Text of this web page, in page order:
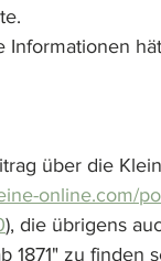
Informationen
über die
online.com/
), die übrigens
1871" zu finden